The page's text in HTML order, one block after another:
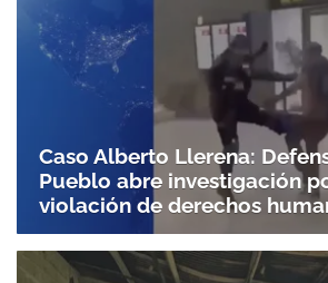
Caso Alberto Llerena:
Pueblo abre investigación
violación de derechos